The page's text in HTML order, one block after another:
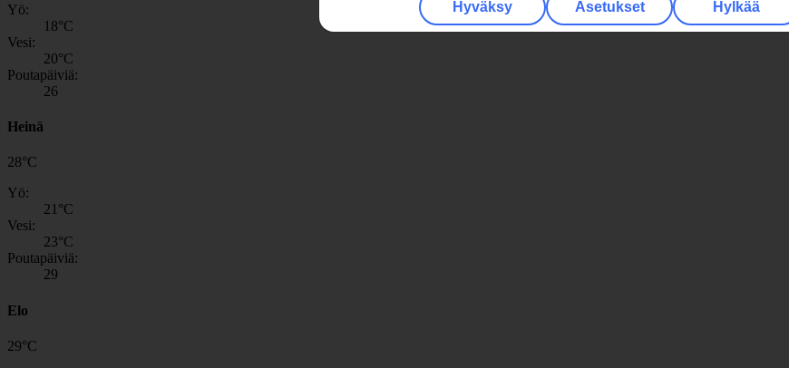
Yö:
18°C
Vesi:
20°C
Poutapäiviä:
26
Heinä
28°C
Yö:
21°C
Vesi:
23°C
Poutapäiviä:
29
Elo
29°C
Hyväksy Asetukset Hylkää